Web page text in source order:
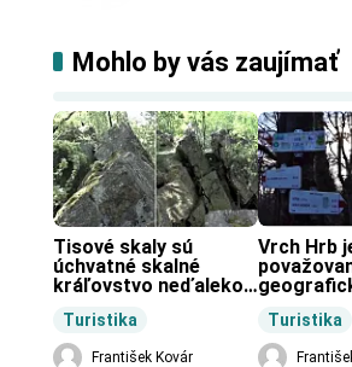
Mohlo by vás zaujímať
Turistika
Tisové skaly sú
úchvatné skalné
kráľovstvo neďaleko
František Kovár
Turistika
Vrch Hrb